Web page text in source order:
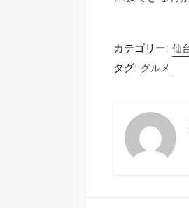
カテゴリー: 仙
タグ: グルメ